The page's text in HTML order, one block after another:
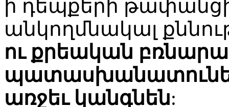
ի դեպքերի
անկողմնակալ
ու քրեական
առջեւ կանգնեն: